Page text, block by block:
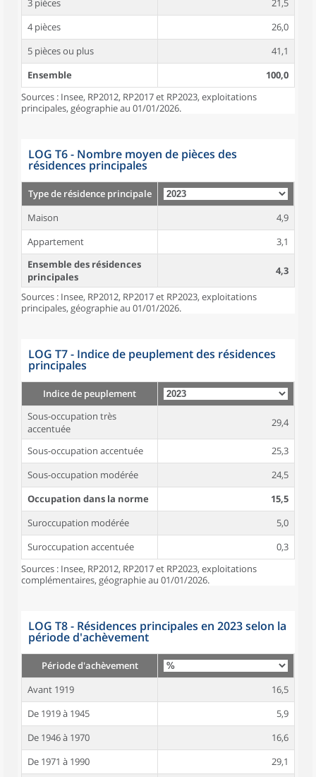
3 pièces
21,5
4 pièces
26,0
5 pièces ou plus
41,1
Ensemble
100,0
Sources : Insee, RP2012, RP2017 et RP2023, exploitations
principales, géographie au 01/01/2026.
LOG T6 - Nombre moyen de pièces des
résidences principales
Type de résidence principale
Maison
4,9
Appartement
3,1
Ensemble des résidences
principales
4,3
Sources : Insee, RP2012, RP2017 et RP2023, exploitations
principales, géographie au 01/01/2026.
LOG T7 - Indice de peuplement des résidences
principales
Indice de peuplement
Sous-occupation très
accentuée
29,4
Sous-occupation accentuée
25,3
Sous-occupation modérée
24,5
Occupation dans la norme
15,5
Suroccupation modérée
5,0
Suroccupation accentuée
0,3
Sources : Insee, RP2012, RP2017 et RP2023, exploitations
complémentaires, géographie au 01/01/2026.
LOG T8 - Résidences principales en 2023 selon la
période d'achèvement
Période d'achèvement
Avant 1919
16,5
De 1919 à 1945
5,9
De 1946 à 1970
16,6
De 1971 à 1990
29,1